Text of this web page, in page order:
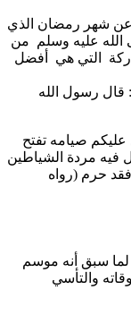
عن شهر رمضان الذي
عليه وسلم من
التي هي أفضل
قال رسول الله
صيامه تفتح
فيه مردة الشياطين
حرم (رواه
سبق أنه موسم
والتأسي